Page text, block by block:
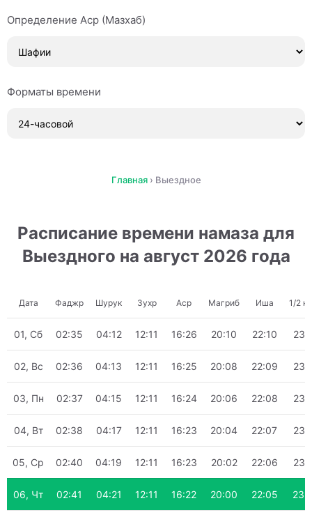
Определение Аср (Мазхаб)
Форматы времени
Главная› Выездное
Расписание времени намаза для
Выездного на август 2026 года
Дата Фаджр Шурук Зухр Аср Магриб Иша 1/2
01, Сб 02:35 04:12 12:11 16:26 20:10 22:10
02, Вс 02:36 04:13 12:11 16:25 20:08 22:09
03, Пн 02:37 04:15 12:11 16:24 20:06 22:08
04, Вт 02:38 04:17 12:11 16:23 20:04 22:07
05, Ср 02:40 04:19 12:11 16:23 20:02 22:06
06, Чт 02:41 04:21 12:11 16:22 20:00 22:05